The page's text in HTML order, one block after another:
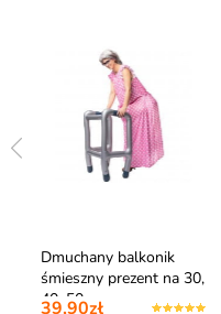
Dmuchany balkonik
śmieszny prezent na 30,
40, 50 u…
39,90zł